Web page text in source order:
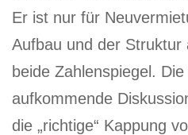
Er ist nur für
Aufbau und der Struktur
beide Zahlenspiegel.
aufkommende
die „richtige“ Kappung